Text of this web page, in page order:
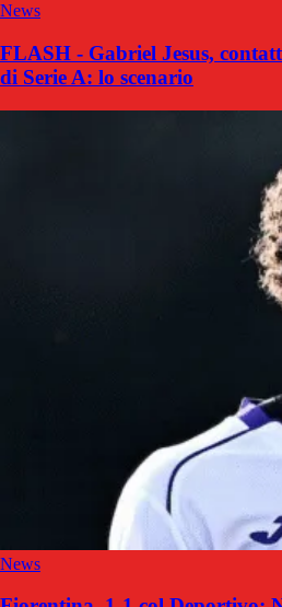
News
FLASH - Gabriel Jesus,
di Serie A: lo scenario
News